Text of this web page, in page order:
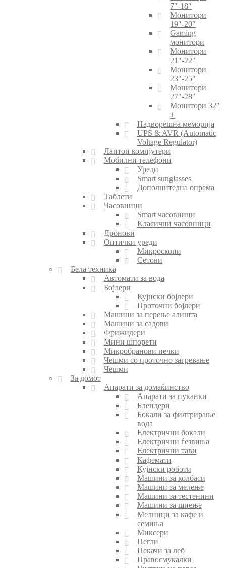
7″-18″
Монитори
19″-20″
Gaming
монитори
Монитори
21″-22″
Монитори
23″-25″
Монитори
27″-28″
Монитори 32″
+
Надворешна меморија
UPS & AVR (Automatic
Voltage Regulator)
Лаптоп компјутери
Мобилни телефони
Уреди
Smart sunglasses
Дополнителна опрема
Таблети
Часовници
Smart часовници
Класични часовници
Дронови
Оптички уреди
Микроскопи
Сетови
Бела техника
Автомати за вода
Бојлери
Кујнски бојлери
Проточни бојлери
Машини за перење алишта
Машини за садови
Фрижидери
Мини шпорети
Микробранови печки
Чешми со проточно загревање
Чешми
За домот
Апарати за домаќинство
Апарати за пуканки
Блендери
Бокали за филтрирање
вода
Електрични бокали
Електрични ѓезвиња
Електрични тави
Кафемати
Кујнски роботи
Машини за колбаси
Машини за мелење
Машини за тестенини
Машини за шиење
Мелници за кафе и
семиња
Миксери
Пегли
Пекачи за леб
Правосмукалки